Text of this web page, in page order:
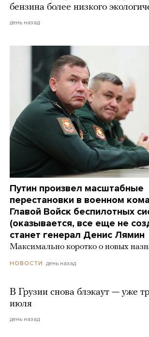
бензина более низкого
день назад
Путин произвел масштабные
перестановки в военном
Главой Войск беспилотных
(оказывается, все еще не
станет генерал Денис Лямин
Максимально коротко о новых
НОВОСТИ день назад
В Грузии снова блэкаут — уже
июля
день назад